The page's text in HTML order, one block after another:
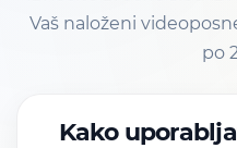
Vaš naloženi
po
Kako